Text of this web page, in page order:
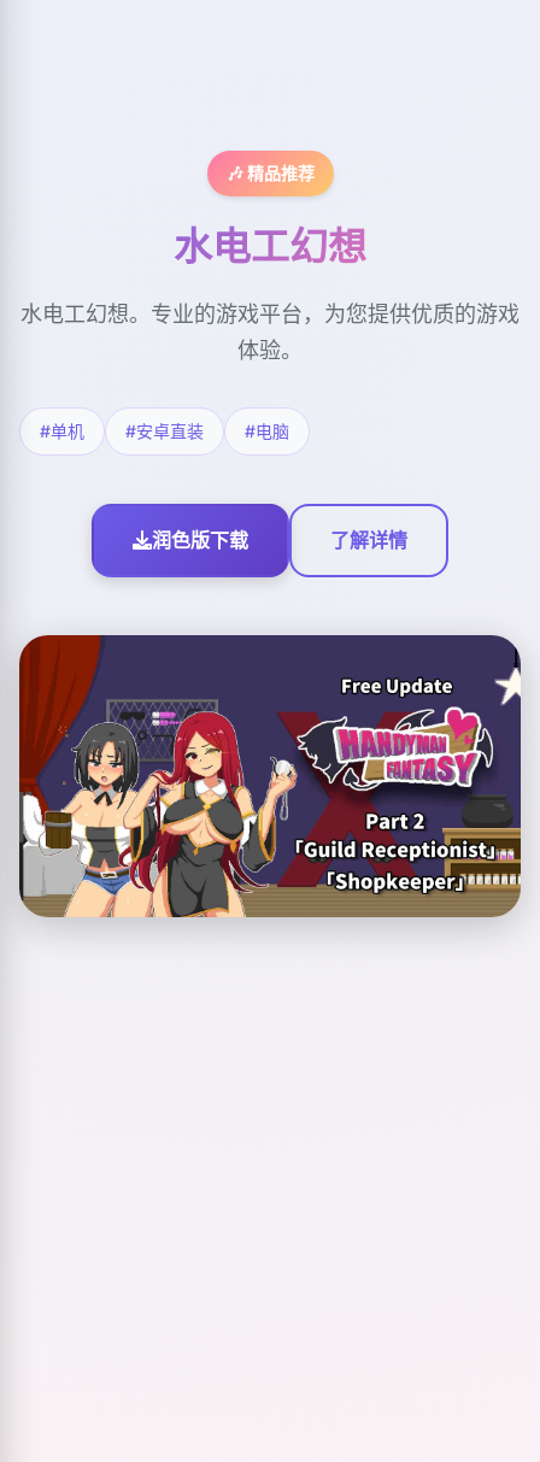
🎶 精品推荐
水电工幻想
水电工幻想。专业的游戏平台，为您提供优质的游戏
体验。
#单机 #安卓直装 #电脑
润色版下载 了解详情